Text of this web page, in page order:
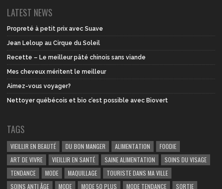
LATEST NEWS
Propreté à petit prix avec Suave
Jean Leloup au Cirque du Soleil
Recette – Le meilleur pâté chinois sans viande
Mes cheveux méritent le meilleur
Aimez-vous voyager?
Nettoyer québécois et bio c’est possible avec Biovert
TAGS
VIEILLIR EN BEAUTÉ DU BON MANGER ALIMENTATION
FOODIE
ART DE VIVRE
VIEILLIR EN SANTÉ SAINE ALIMENTATION
SOINS DU VISAGE
TENDANCE
MODE MAQUILLAGE
TOURISTE DANS MA VILLE
SOINS ANTI ÂGE
MODE MODE 50 PLUS MODE TENDANCE SORTIE